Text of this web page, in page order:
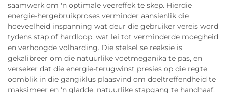
saamwerk om 'n optimale veereffek te skep. Hierdie
energie-hergebruikproses verminder aansienlik die
hoeveelheid inspanning wat deur die gebruiker vereis word
tydens stap of hardloop, wat lei tot verminderde moegheid
en verhoogde volharding. Die stelsel se reaksie is
gekalibreer om die natuurlike voetmeganika te pas, en
verseker dat die energie-terugwinst presies op die regte
oomblik in die gangiklus plaasvind om doeltreffendheid te
maksimeer en 'n gladde, natuurlike stapgang te handhaaf.